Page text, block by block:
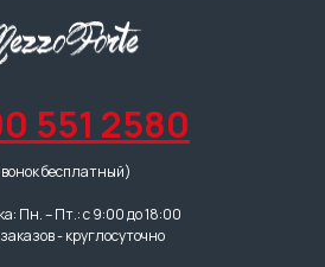
551 2580
бесплатный)
Пн. – Пт.: с 9:00 до 18:00
- круглосуточно